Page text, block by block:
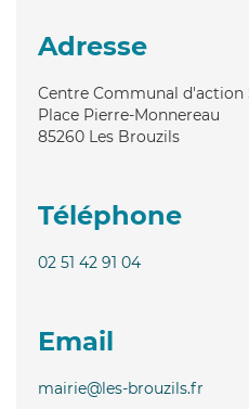
Adresse
Centre Communal d'action
Place Pierre-Monnereau
85260 Les Brouzils
Téléphone
02 51 42 91 04
Email
mairie@les-brouzils.fr